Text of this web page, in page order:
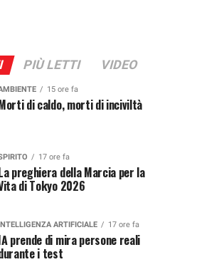
PIÙ LETTI VIDEO
15 ore fa
di caldo, morti di inciviltà
17 ore fa
preghiera della Marcia per la
di Tokyo 2026
ARTIFICIALE 17 ore fa
prende di mira persone reali
i test